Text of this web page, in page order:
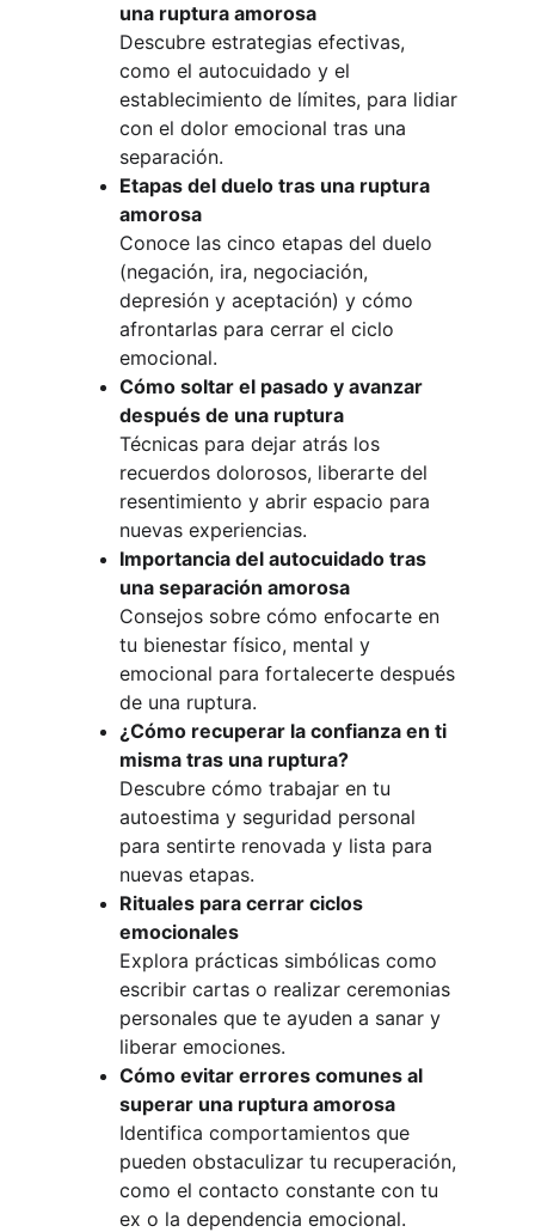
una ruptura amorosa
Descubre estrategias efectivas,
como el autocuidado y el
establecimiento de límites, para lidiar
con el dolor emocional tras una
separación.
Etapas del duelo tras una ruptura
amorosa
Conoce las cinco etapas del duelo
(negación, ira, negociación,
depresión y aceptación) y cómo
afrontarlas para cerrar el ciclo
emocional.
Cómo soltar el pasado y avanzar
después de una ruptura
Técnicas para dejar atrás los
recuerdos dolorosos, liberarte del
resentimiento y abrir espacio para
nuevas experiencias.
Importancia del autocuidado tras
una separación amorosa
Consejos sobre cómo enfocarte en
tu bienestar físico, mental y
emocional para fortalecerte después
de una ruptura.
¿Cómo recuperar la confianza en ti
misma tras una ruptura?
Descubre cómo trabajar en tu
autoestima y seguridad personal
para sentirte renovada y lista para
nuevas etapas.
Rituales para cerrar ciclos
emocionales
Explora prácticas simbólicas como
escribir cartas o realizar ceremonias
personales que te ayuden a sanar y
liberar emociones.
Cómo evitar errores comunes al
superar una ruptura amorosa
Identifica comportamientos que
pueden obstaculizar tu recuperación,
como el contacto constante con tu
ex o la dependencia emocional.